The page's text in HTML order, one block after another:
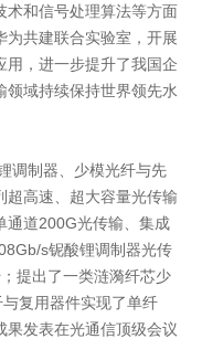
术和信号处理算法等方面
为共建联合实验室，开展
用，进一步提升了我国企
领域持续保持世界领先水
调制器、少模光纤与先
超高速、超大容量光传输
通道200G光传输、集成
s铌酸锂调制器光传
提出了一类涟漪纤芯少
复用器件实现了单纤
果发表在光通信顶级会议